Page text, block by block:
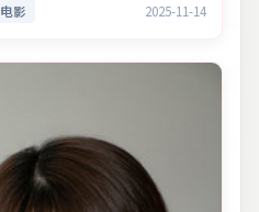
电影 2025-11-14